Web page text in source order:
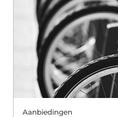
Aanbiedingen